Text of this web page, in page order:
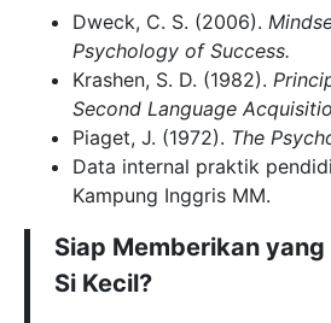
Dweck, C. S. (2006).
Psychology of Success.
Krashen, S. D. (1982).
Second Language
Piaget, J. (1972). The
Data internal praktik
Kampung Inggris MM.
Siap Memberikan
Si Kecil?